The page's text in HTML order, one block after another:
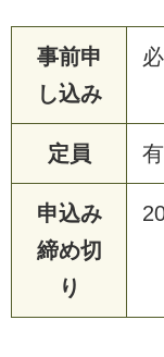
事前申
し込み
定員
申込み
締め切
り